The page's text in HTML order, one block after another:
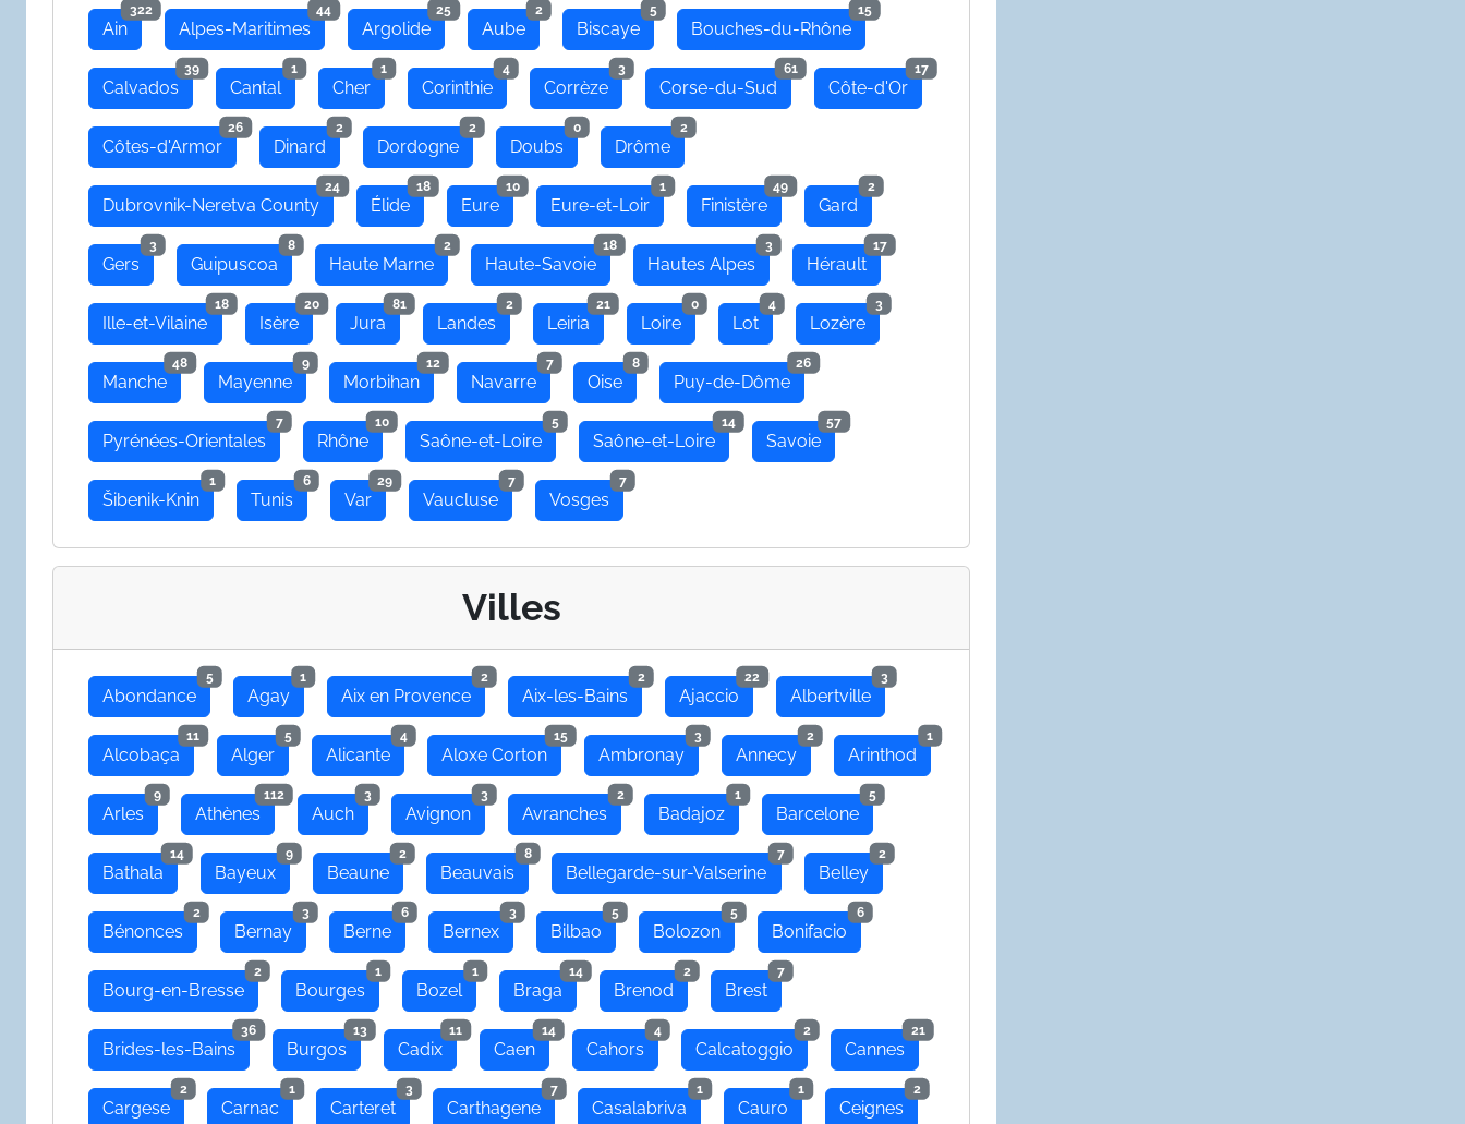
Ain
322
Alpes-Maritimes
44
Argolide
25
Aube
2
Biscaye
5
Bouches-du-Rhône
15
Calvados
39
Cantal
1
Cher
1
Corinthie
4
Corrèze
3
Corse-du-Sud
61
Côte-d'Or
17
Côtes-d'Armor
26
Dinard
2
Dordogne
2
Doubs
0
Drôme
2
Dubrovnik-Neretva County
24
Élide
18
Eure
10
Eure-et-Loir
1
Finistère
49
Gard
2
Gers
3
Guipuscoa
8
Haute Marne
2
Haute-Savoie
18
Hautes Alpes
3
Hérault
17
Ille-et-Vilaine
18
Isère
20
Jura
81
Landes
2
Leiria
21
Loire
0
Lot
4
Lozère
3
Manche
48
Mayenne
9
Morbihan
12
Navarre
7
Oise
8
Puy-de-Dôme
26
Pyrénées-Orientales
7
Rhône
10
Saône-et-Loire
5
Saône-et-Loire
14
Savoie
57
Šibenik-Knin
1
Tunis
6
Var
29
Vaucluse
7
Vosges
7
Villes
Abondance
5
Agay
1
Aix en Provence
2
Aix-les-Bains
2
Ajaccio
22
Albertville
3
Alcobaça
11
Alger
5
Alicante
4
Aloxe Corton
15
Ambronay
3
Annecy
2
Arinthod
1
Arles
9
Athènes
112
Auch
3
Avignon
3
Avranches
2
Badajoz
1
Barcelone
5
Bathala
14
Bayeux
9
Beaune
2
Beauvais
8
Bellegarde-sur-Valserine
7
Belley
2
Bénonces
2
Bernay
3
Berne
6
Bernex
3
Bilbao
5
Bolozon
5
Bonifacio
6
Bourg-en-Bresse
2
Bourges
1
Bozel
1
Braga
14
Brenod
2
Brest
7
Brides-les-Bains
36
Burgos
13
Cadix
11
Caen
14
Cahors
4
Calcatoggio
2
Cannes
21
Cargese
2
Carnac
1
Carteret
3
Carthagene
7
Casalabriva
1
Cauro
1
Ceignes
2